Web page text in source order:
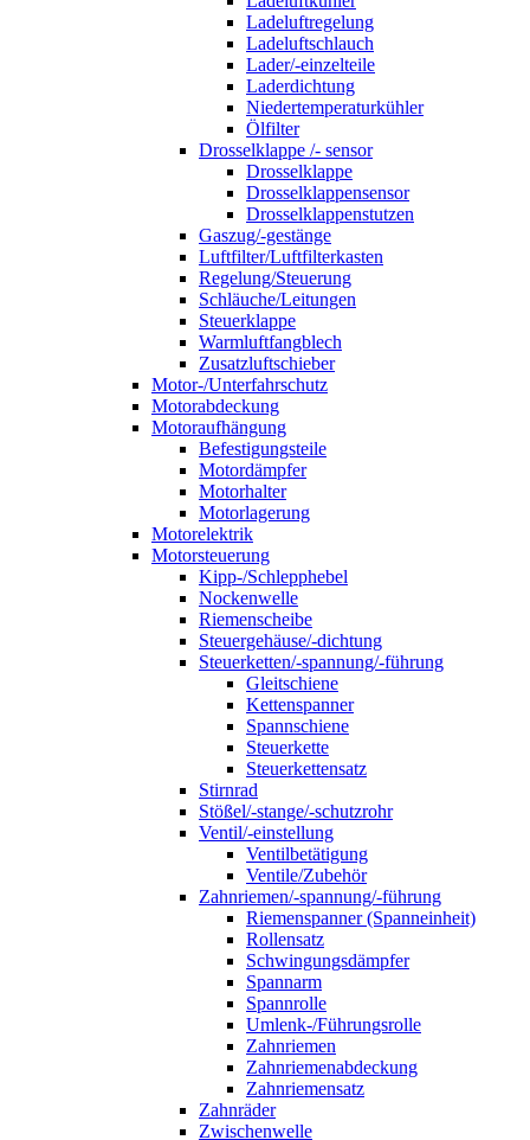
Ladeluftregelung
Ladeluftschlauch
Lader/-einzelteile
Laderdichtung
Niedertemperaturkühler
Ölfilter
Drosselklappe /- sensor
Drosselklappe
Drosselklappensensor
Drosselklappenstutzen
Gaszug/-gestänge
Luftfilter/Luftfilterkasten
Regelung/Steuerung
Schläuche/Leitungen
Steuerklappe
Warmluftfangblech
Zusatzluftschieber
Motor-/Unterfahrschutz
Motorabdeckung
Motoraufhängung
Befestigungsteile
Motordämpfer
Motorhalter
Motorlagerung
Motorelektrik
Motorsteuerung
Kipp-/Schlepphebel
Nockenwelle
Riemenscheibe
Steuergehäuse/-dichtung
Steuerketten/-spannung/-führung
Gleitschiene
Kettenspanner
Spannschiene
Steuerkette
Steuerkettensatz
Stirnrad
Stößel/-stange/-schutzrohr
Ventil/-einstellung
Ventilbetätigung
Ventile/Zubehör
Zahnriemen/-spannung/-führung
Riemenspanner (Spanneinheit)
Rollensatz
Schwingungsdämpfer
Spannarm
Spannrolle
Umlenk-/Führungsrolle
Zahnriemen
Zahnriemenabdeckung
Zahnriemensatz
Zahnräder
Zwischenwelle